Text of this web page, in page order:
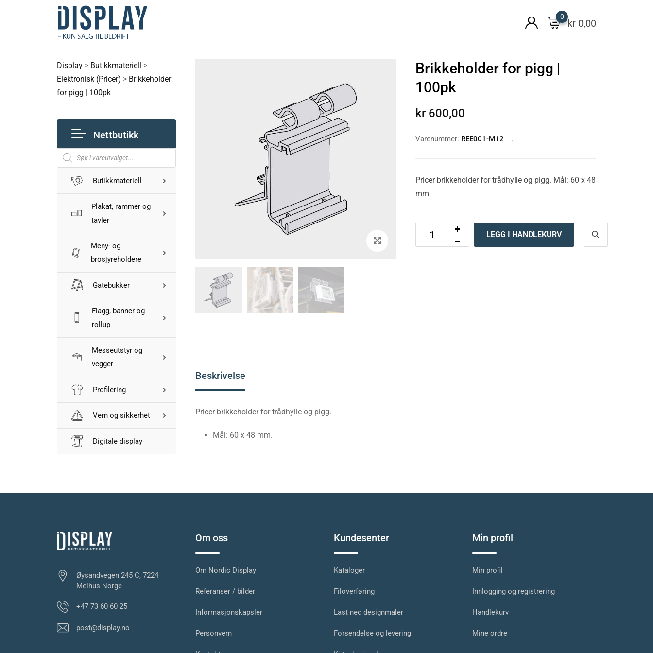
kr 0,00
0
Display > Butikkmateriell >
Elektronisk (Pricer) > Brikkeholder
for pigg | 100pk
Nettbutikk
Butikkmateriell
Plakat, rammer og
tavler
Meny- og
brosjyreholdere
Gatebukker
Flagg, banner og
rollup
Messeutstyr og
vegger
Profilering
Vern og sikkerhet
Digitale display
Brikkeholder for pigg |
100pk
kr600,00
Varenummer: REE001-M12
Pricer brikkeholder for trådhylle og pigg. Mål: 60 x 48
mm.
LEGG I HANDLEKURV
Beskrivelse
Pricer brikkeholder for trådhylle og pigg.
Mål: 60 x 48 mm.
Øysandvegen 245 C, 7224
Melhus Norge
+47 73 60 60 25
post@display.no
Om oss
Om Nordic Display
Referanser / bilder
Informasjonskapsler
Personvern
Kundesenter
Kataloger
Filoverføring
Last ned designmaler
Forsendelse og levering
Min profil
Min profil
Innlogging og registrering
Handlekurv
Mine ordre